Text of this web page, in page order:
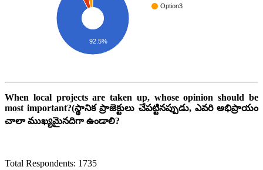
Option3
92.5%
When local projects are taken up, whose opinion should be
most important?(స్థానిక ప్రాజెక్టులు చేపట్టినప్పుడు, ఎవరి అభిప్రాయం
చాలా ముఖ్యమైనదిగా ఉండాలి?
Total Respondents: 1735